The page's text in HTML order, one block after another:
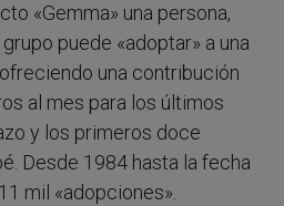
«Gemma» una persona,
puede «adoptar» a una
una contribución
al mes para los últimos
y los primeros doce
Desde 1984 hasta la fecha
mil «adopciones».